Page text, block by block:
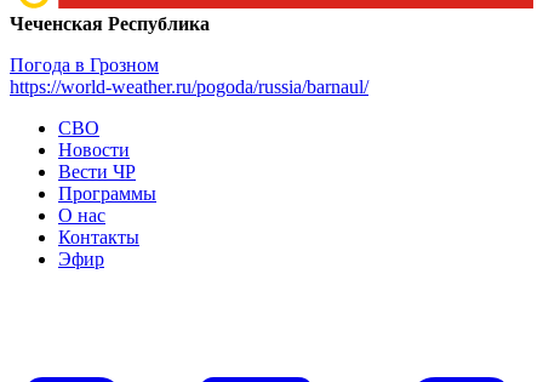
Чеченская Республика
Погода в Грозном
https://world-weather.ru/pogoda/russia/barnaul/
СВО
Новости
Вести ЧР
Программы
О нас
Контакты
Эфир